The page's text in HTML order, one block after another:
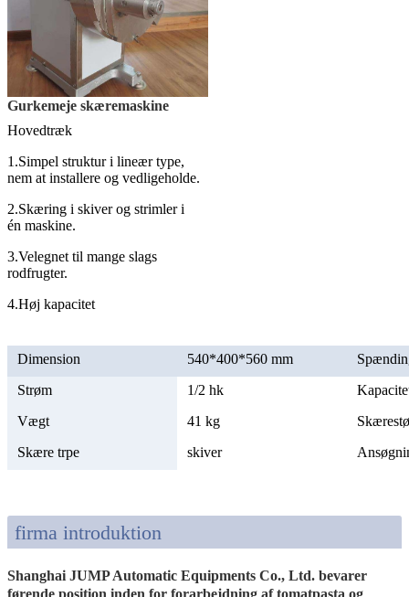
Gurkemeje skæremaskine
Hovedtræk
1.Simpel struktur i lineær type,
nem at installere og vedligeholde.
2.Skæring i skiver og strimler i
én maskine.
3.Velegnet til mange slags
rodfrugter.
4.Høj kapacitet
Dimension 540*400*560 mm
Strøm
1/2 hk
Vægt
41 kg
Skære trpe
skiver
firma introduktion
Shanghai JUMP Automatic Equipments Co., Ltd. bevarer